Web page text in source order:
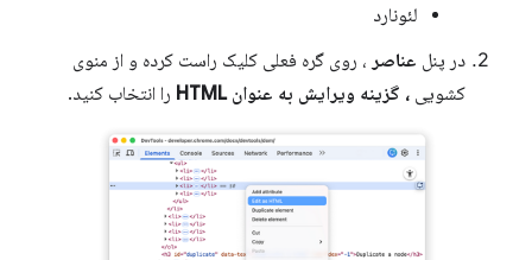
لئونارد
در پنل عناصر ، روی گره فعلی کلیک راست کرده و از منوی
کشویی ، گزینه ویرایش به عنوان HTML را انتخاب کنید.